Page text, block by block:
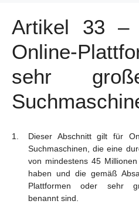
Artikel 33 –
Online-
sehr
Dieser Abschnitt gilt für
Suchmaschinen, die eine
von mindestens 45
haben und die gemäß
Plattformen oder sehr
benannt sind.